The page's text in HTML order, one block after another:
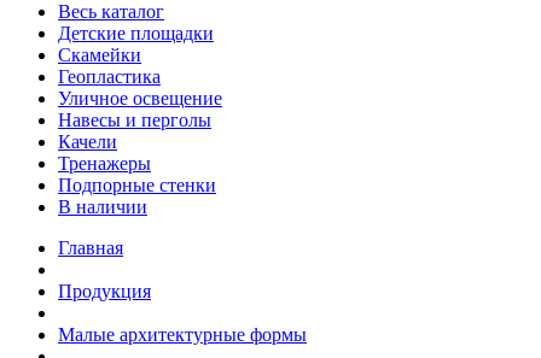
Весь каталог
Детские площадки
Скамейки
Геопластика
Уличное освещение
Навесы и перголы
Качели
Тренажеры
Подпорные стенки
В наличии
Главная
Продукция
Малые архитектурные формы